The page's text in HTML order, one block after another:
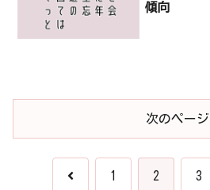
傾向
次のページ
前 1 2 3